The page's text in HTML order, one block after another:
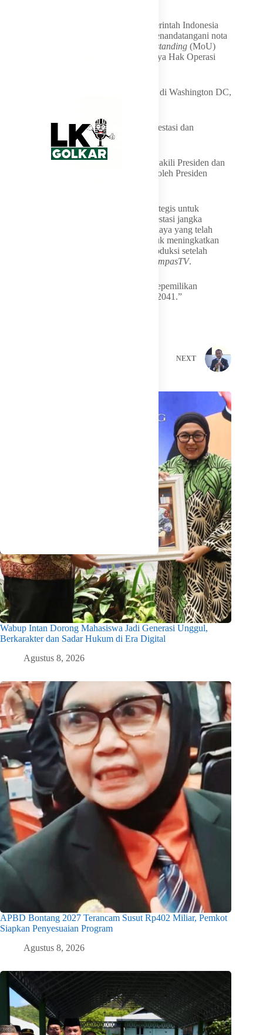
sebelumnya, pemerintah Indonesia
Indonesia (PTFI) telah menandatangani nota
memorandum of understanding (MoU)
untuk perpanjangan masa pakai sumber daya Hak Operasi
Penandatanganan MoU tersebut dilakukan di Washington DC,
Pemerintah Indonesia diwakili Menteri Investasi dan
Hilirisasi/Kepala BKPM Rosan Roeslani.
Sedangkan Freeport-Mcmoran (FCX), diwakili Presiden dan
CEO Kathleen Quirk, serta PTFI diwakili oleh Presiden
“Kesepahaman ini merupakan langkah strategis untuk
memastikan keberlanjutan operasi dan investasi jangka
panjang dengan mengoptimalkan sumber daya yang telah
teridentifikasi melalui eksplorasi detail untuk meningkatkan
cadangan dan menjaga kesinambungan produksi setelah
KompasTV.
“MoU ini juga memastikan penambahan kepemilikan
Indonesia di PTFI sebesar 12 persen pada 2041.”
NEXT
Wabup Intan Dorong Mahasiswa Jadi Generasi Unggul,
Berkarakter dan Sadar Hukum di Era Digital
Agustus 8, 2026
APBD Bontang 2027 Terancam Susut Rp402 Miliar, Pemkot
Siapkan Penyesuaian Program
Agustus 8, 2026